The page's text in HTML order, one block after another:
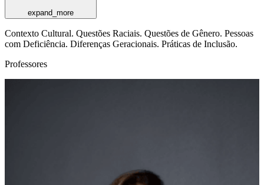
expand_more
Contexto Cultural. Questões Raciais. Questões de Gênero. Pessoas
com Deficiência. Diferenças Geracionais. Práticas de Inclusão.
Professores